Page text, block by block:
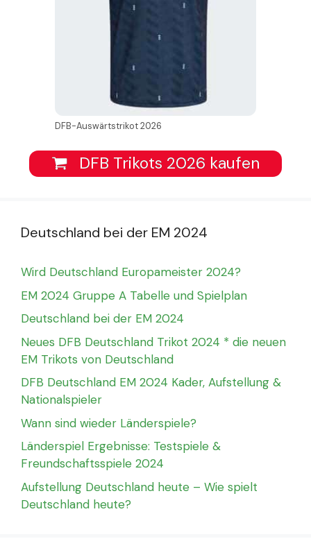
DFB-Auswärtstrikot 2026
DFB Trikots 2026 kaufen
Deutschland bei der EM 2024
Wird Deutschland Europameister 2024?
EM 2024 Gruppe A Tabelle und Spielplan
Deutschland bei der EM 2024
Neues DFB Deutschland Trikot 2024 * die neuen
EM Trikots von Deutschland
DFB Deutschland EM 2024 Kader, Aufstellung &
Nationalspieler
Wann sind wieder Länderspiele?
Länderspiel Ergebnisse: Testspiele &
Freundschaftsspiele 2024
Aufstellung Deutschland heute – Wie spielt
Deutschland heute?